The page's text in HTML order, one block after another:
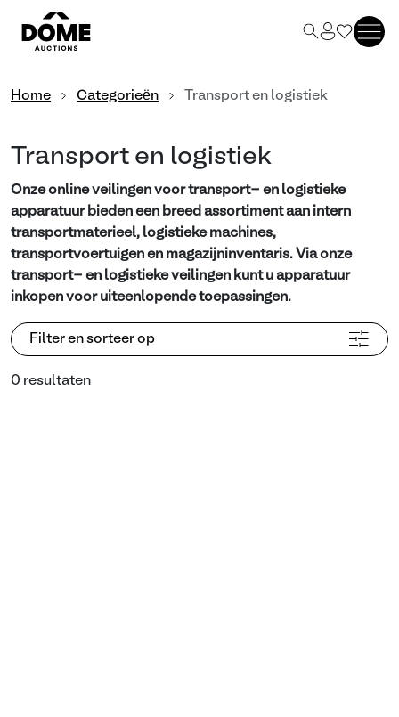
Home Categorieën Transport en logistiek
Transport en logistiek
Onze online veilingen voor transport- en logistieke
apparatuur bieden een breed assortiment aan intern
transportmaterieel, logistieke machines,
transportvoertuigen en magazijninventaris. Via onze
transport- en logistieke veilingen kunt u apparatuur
inkopen voor uiteenlopende toepassingen.
Filter en sorteer op
0 resultaten